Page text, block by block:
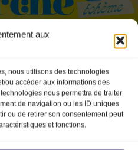
aux
nous utilisons des technologies
ou accéder aux informations des
nous permettra de traiter
de navigation ou les ID uniques
ou de retirer son consentement peut
et fonctions.